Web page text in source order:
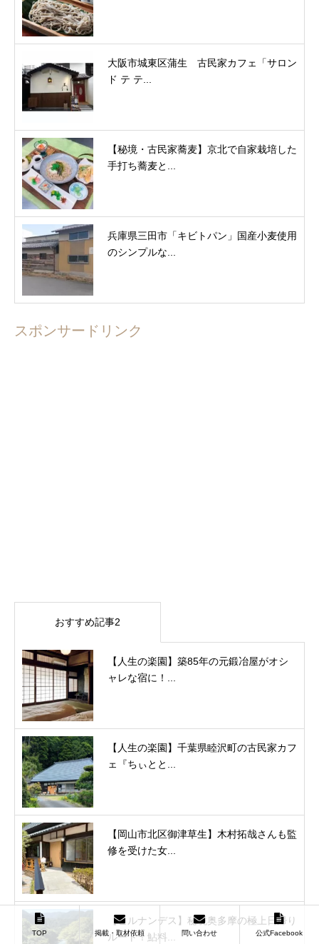
大阪市城東区蒲生 古民家カフェ「サロン
ド テ テ...
【秘境・古民家蕎麦】京北で自家栽培した
手打ち蕎麦と...
兵庫県三田市「キビトパン」国産小麦使用
のシンプルな...
スポンサードリンク
おすすめ記事2
【人生の楽園】築85年の元鍛冶屋がオシ
ャレな宿に！...
【人生の楽園】千葉県睦沢町の古民家カフ
ェ『ちぃとと...
【岡山市北区御津草生】木村拓哉さんも監
修を受けた女...
【ヒルナンデス】秘境奥多摩の極上日帰り
ルート！鮎料...
TOP 掲載・取材依頼 問い合わせ 公式Facebook